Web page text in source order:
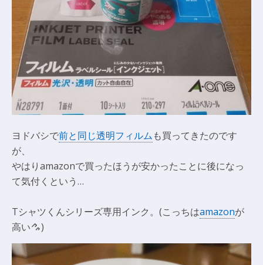
ヨドバシで前と同じ透明フィルムも買ってきたのです
が、
やはりamazonで買ったほうが安かったことに後になっ
て気付くという…
Tシャツくんシリーズ専用インク。(こっちはamazonが
高い
)